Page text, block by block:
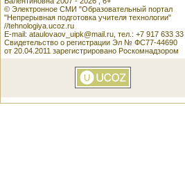
© Электронное СМИ "Образовательный портал
"Непрерывная подготовка учителя технологии"
//tehnologiya.ucoz.ru
E-mail: ataulovaov_uipk@mail.ru, тел.: +7 917 633 33
Свидетельство о регистрации Эл № ФС77-44690
от 20.04.2011 зарегистрировано Роскомнадзором